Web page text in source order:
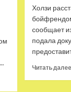
Холзи
сообщает
подала
Читать